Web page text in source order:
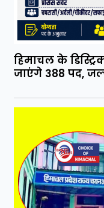
हिमाचल के
जाएंगे 388 पद,